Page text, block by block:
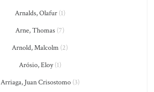
Arnalds, Olafur(1)
Arne, Thomas (7)
Arnold, Malcolm (2)
Arósio, Eloy(1)
Arriaga, Juan Crisostomo(3)